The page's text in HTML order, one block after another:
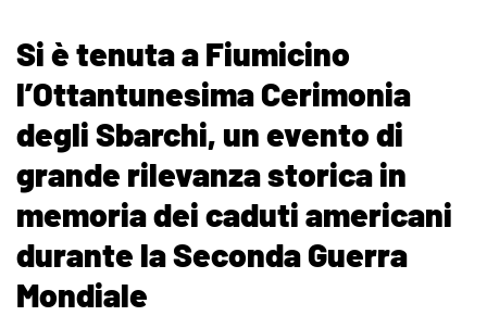
Si è tenuta a Fiumicino
l’Ottantunesima Cerimonia
degli Sbarchi, un evento di
grande rilevanza storica in
memoria dei caduti americani
durante la Seconda Guerra
Mondiale